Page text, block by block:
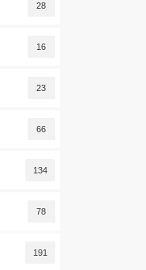
28
16
23
66
134
78
191